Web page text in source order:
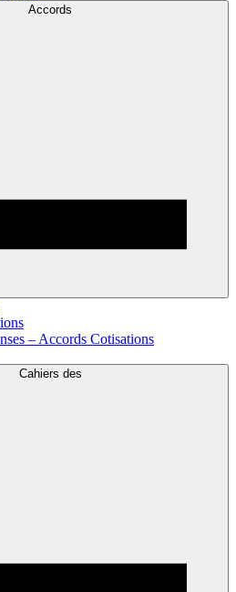
Accords
– Accords Cotisations
Cahiers des